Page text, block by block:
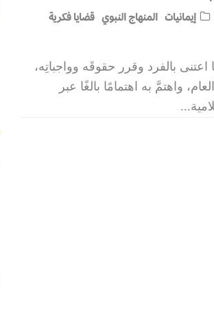
إيمانيات المنهاج النبوي قضايا فكرية
بالفرد وقرر حقوقَه وواجباتِه،
واهتمَّ به اهتمامًا بالغًا عبر
...